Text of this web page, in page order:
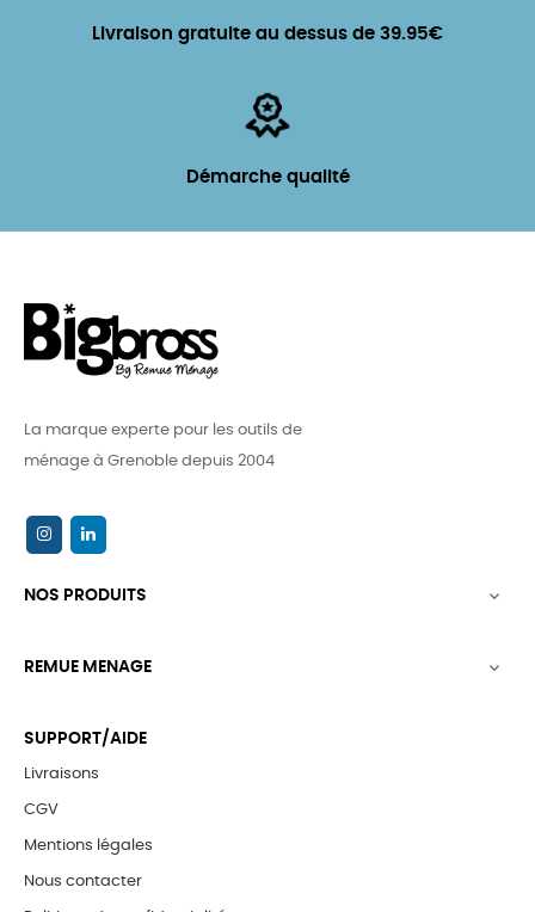
Livraison gratuite au dessus de 39.95€
Démarche qualité
La marque experte pour les outils de
ménage à Grenoble depuis 2004
NOS PRODUITS 
REMUE MENAGE 
SUPPORT/AIDE
Livraisons
CGV
Mentions légales
Nous contacter